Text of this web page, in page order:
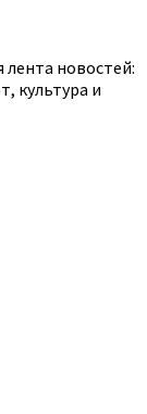
новостей:
культура и